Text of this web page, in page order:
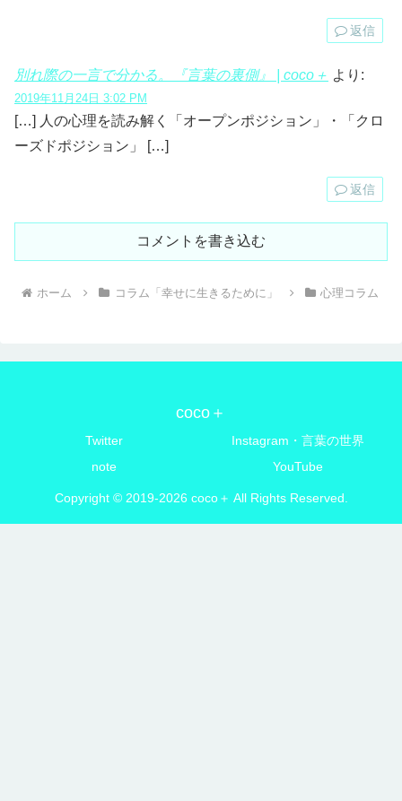
返信
別れ際の一言で分かる。『言葉の裏側』 | coco＋ より:
2019年11月24日 3:02 PM
[…] 人の心理を読み解く「オープンポジション」・「クロ
ーズドポジション」 […]
返信
コメントを書き込む
ホーム コラム「幸せに生きるために」 心理コラム
coco＋
Twitter
Instagram・言葉の世界
note
YouTube
Copyright © 2019-2026 coco＋ All Rights Reserved.